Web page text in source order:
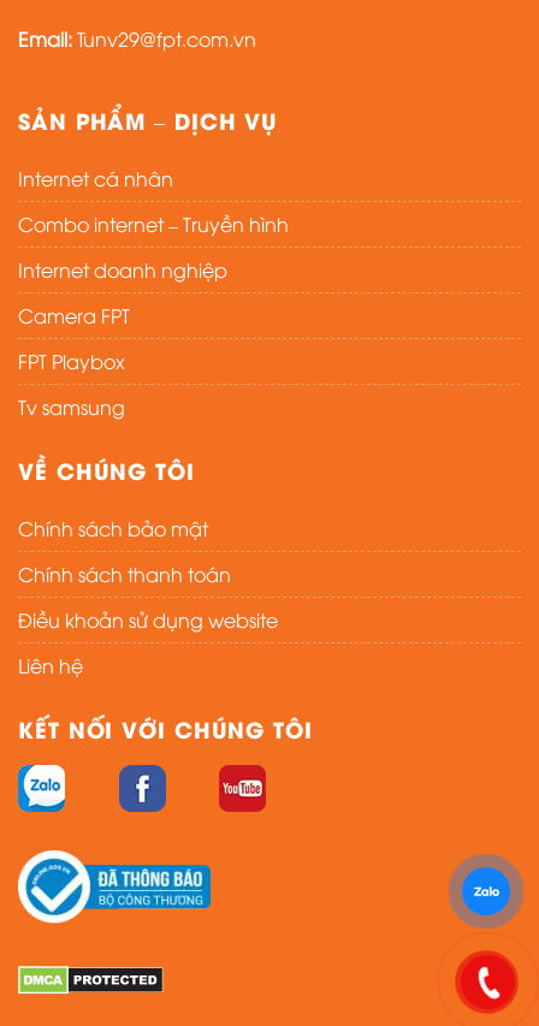
Email:Tunv29@fpt.com.vn
SẢN PHẨM – DỊCH VỤ
Internet cá nhân
Combo internet – Truyền hình
Internet doanh nghiệp
Camera FPT
FPT Playbox
Tv samsung
VỀ CHÚNG TÔI
Chính sách bảo mật
Chính sách thanh toán
Điều khoản sử dụng website
Liên hệ
KẾT NỐI VỚI CHÚNG TÔI